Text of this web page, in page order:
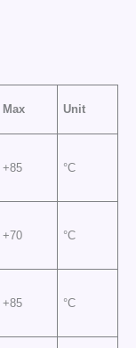
Max Unit
+85 °C
+70 °C
+85 °C